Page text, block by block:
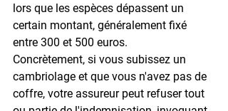
lors que les espèces dépassent un
certain montant, généralement fixé
entre 300 et 500 euros.
Concrètement, si vous subissez un
cambriolage et que vous n'avez pas de
coffre, votre assureur peut refuser tout